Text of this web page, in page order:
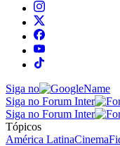
Siga no
Siga no Forum Inter
Siga no Forum Inter
Tópicos
América LatinaCinema